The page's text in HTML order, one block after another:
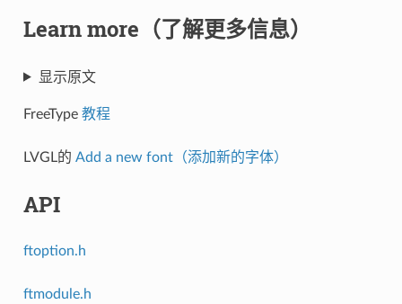
Learn more（了解更多信息）
显示原文
FreeType 教程
LVGL的 Add a new font（添加新的字体）
API
ftoption.h
ftmodule.h